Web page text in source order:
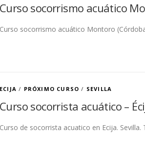
Curso socorrismo acuático
Curso socorrismo acuático Montoro
ECIJA / PRÓXIMO CURSO / SEVILLA
Curso socorrista acuático –
Curso de socorrista acuatico en Ecija.